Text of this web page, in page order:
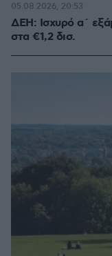
ΔΕΗ: Ισχυρό α΄
στα €1,2 δισ.
05.08.2026, 20:53